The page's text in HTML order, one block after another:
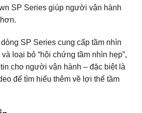
SP Series giúp người vận hành
SP Series cung cấp tầm nhìn
loại bỏ “hội chứng tầm nhìn hẹp”,
cho người vận hành – đặc biệt là
để tìm hiểu thêm về lợi thế tầm